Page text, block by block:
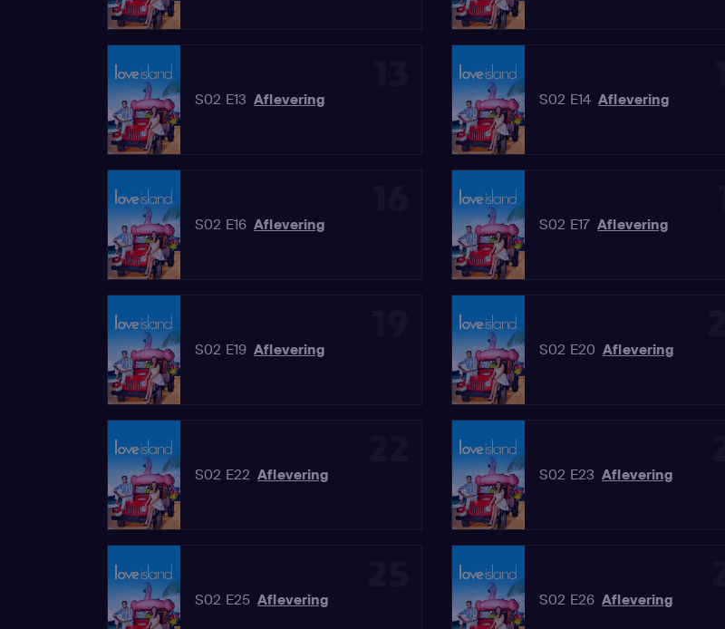
S02 E13 Aflevering S02 E14 Aflevering
S02 E16 Aflevering S02 E17 Aflevering
S02 E19 Aflevering S02 E20 Aflevering
S02 E22 Aflevering S02 E23 Aflevering
S02 E25 Aflevering S02 E26 Aflevering